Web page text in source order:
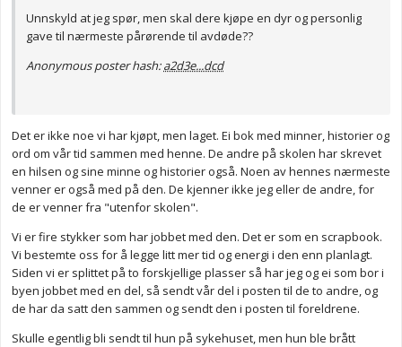
Unnskyld at jeg spør, men skal dere kjøpe en dyr og personlig
gave til nærmeste pårørende til avdøde??
Anonymous poster hash:a2d3e...dcd
Det er ikke noe vi har kjøpt, men laget. Ei bok med minner, historier og
ord om vår tid sammen med henne. De andre på skolen har skrevet
en hilsen og sine minne og historier også. Noen av hennes nærmeste
venner er også med på den. De kjenner ikke jeg eller de andre, for
de er venner fra "utenfor skolen".
Vi er fire stykker som har jobbet med den. Det er som en scrapbook.
Vi bestemte oss for å legge litt mer tid og energi i den enn planlagt.
Siden vi er splittet på to forskjellige plasser så har jeg og ei som bor i
byen jobbet med en del, så sendt vår del i posten til de to andre, og
de har da satt den sammen og sendt den i posten til foreldrene.
Skulle egentlig bli sendt til hun på sykehuset, men hun ble brått